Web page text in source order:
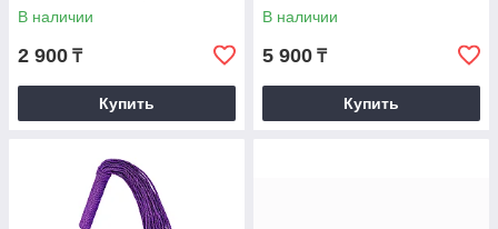
В наличии
2 900 ₸
Купить
В наличии
5 900 ₸
Купить